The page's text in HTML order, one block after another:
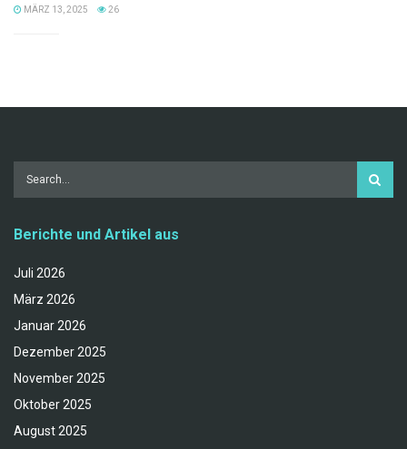
MÄRZ 13, 2025 26
Berichte und Artikel aus
Juli 2026
März 2026
Januar 2026
Dezember 2025
November 2025
Oktober 2025
August 2025